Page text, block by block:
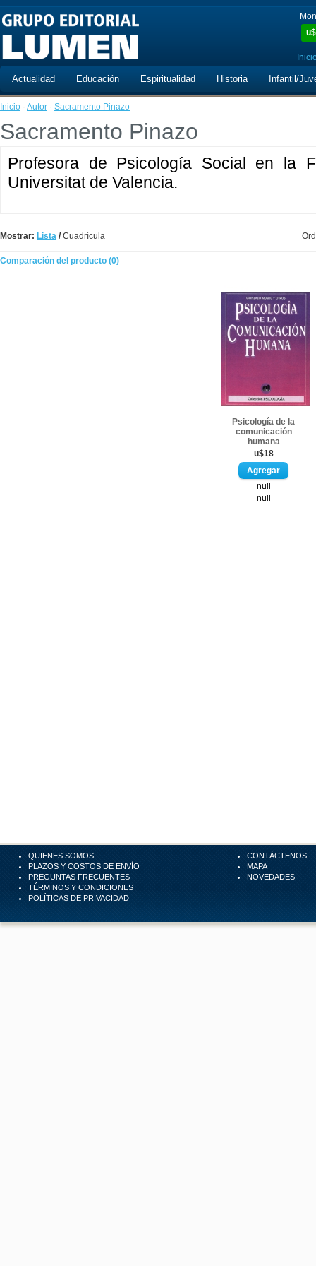
u$
Actualidad Educación Espiritualidad Historia Infantil/
Inicio · Autor · Sacramento Pinazo
Sacramento Pinazo
Profesora de Psicología Social en la
Universitat de Valencia.
Mostrar: Lista /Cuadrícula
Comparación del producto (0)
Psicología de la
comunicación
humana
u$18
null
null
QUIENES SOMOS
PLAZOS Y COSTOS DE ENVÍO
PREGUNTAS FRECUENTES
TÉRMINOS Y CONDICIONES
POLÍTICAS DE PRIVACIDAD
CONTÁCTENOS
MAPA
NOVEDADES